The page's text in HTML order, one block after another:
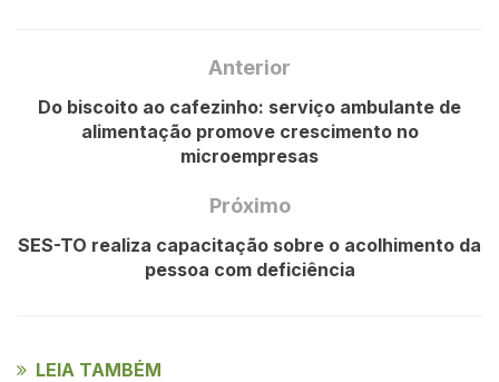
Anterior
Do biscoito ao cafezinho: serviço ambulante de
alimentação promove crescimento no
microempresas
Próximo
SES-TO realiza capacitação sobre o acolhimento da
pessoa com deficiência
LEIA TAMBÉM